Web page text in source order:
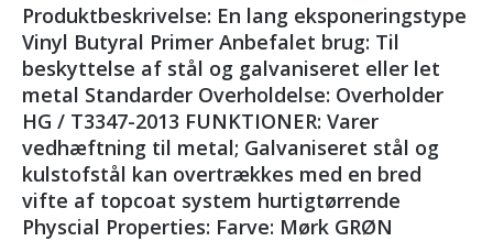
Produktbeskrivelse: En lang eksponeringstype
Vinyl Butyral Primer Anbefalet brug: Til
beskyttelse af stål og galvaniseret eller let
metal Standarder Overholdelse: Overholder
HG / T3347-2013 FUNKTIONER: Varer
vedhæftning til metal; Galvaniseret stål og
kulstofstål kan overtrækkes med en bred
vifte af topcoat system hurtigtørrende
Physcial Properties: Farve: Mørk GRØN